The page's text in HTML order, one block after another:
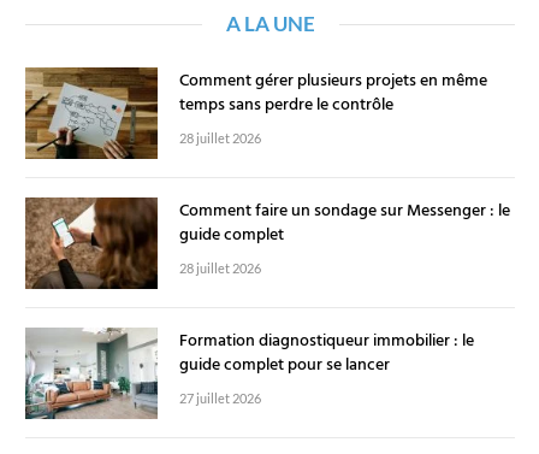
A LA UNE
Comment gérer plusieurs projets en même
temps sans perdre le contrôle
28 juillet 2026
Comment faire un sondage sur Messenger : le
guide complet
28 juillet 2026
Formation diagnostiqueur immobilier : le
guide complet pour se lancer
27 juillet 2026